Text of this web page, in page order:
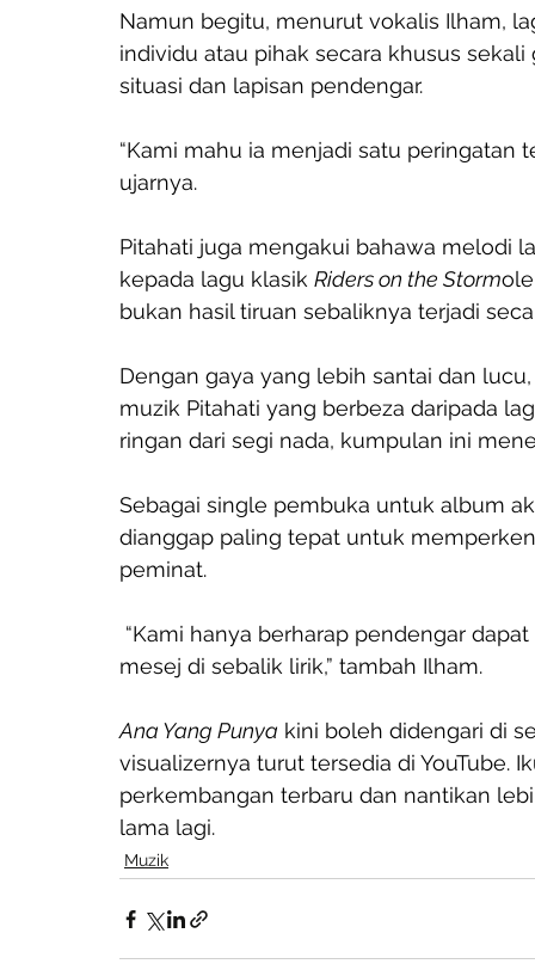
Namun begitu, menurut vokalis Ilham,
individu atau pihak secara khusus
situasi dan lapisan pendengar.
“Kami mahu ia menjadi satu peringatan
ujarnya.
Pitahati juga mengakui bahawa melodi
kepada lagu klasik Riders on the Storm
bukan hasil tiruan sebaliknya terjadi
Dengan gaya yang lebih santai dan
muzik Pitahati yang berbeza daripada
ringan dari segi nada, kumpulan ini
Sebagai single pembuka untuk album
dianggap paling tepat untuk
peminat.
“Kami hanya berharap pendengar
mesej di sebalik lirik,” tambah Ilham.
Ana Yang Punya kini boleh didengari di
visualizernya turut tersedia di YouTube.
perkembangan terbaru dan nantikan
lama lagi.
Muzik